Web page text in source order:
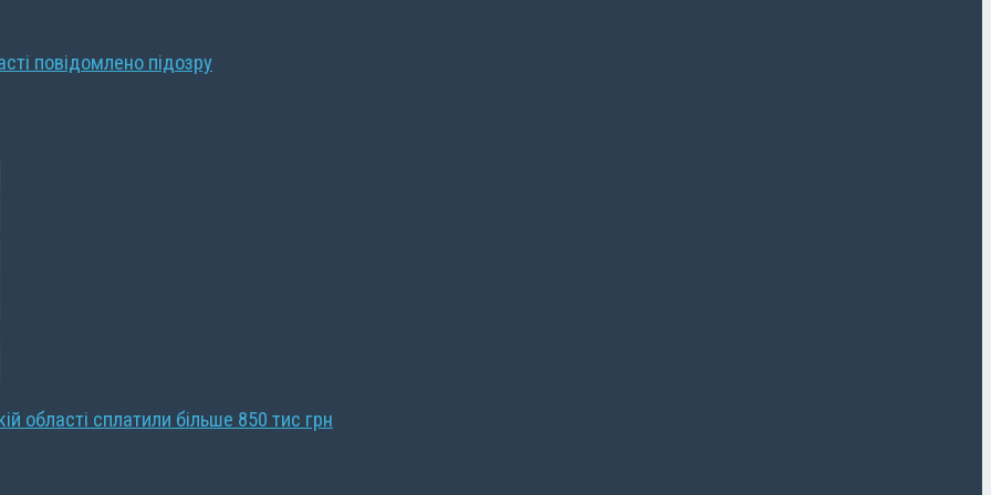
повідомлено підозру
області сплатили більше 850 тис грн